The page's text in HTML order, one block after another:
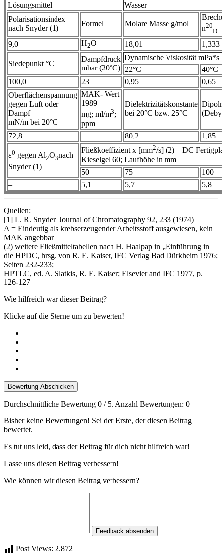
Lösungsmittel
Wasser
Polarisationsindex
nach Snyder (1)
Formel Molare Masse g/mol
n20
D
9,0 H2O 18,01 1,333
Siedepunkt °C
Dampfdruck
mbar (20°C)
Dynamische Viskosität mPa*s
22°C
40°C
100,0
23 0,95
0,65
Oberflächenspannung
gegen Luft oder
Dampf
mN/m bei 20°C
MAK- Wert
1989
mg; ml/m3;
ppm
Dielektrizitätskonstante
bei 20°C bzw. 25°C
72,8 – 80,2 1,85
ε0 gegen Al2O3nach
Snyder (1)
Fließkoeffizient x [mm2/s] (2) – DC
Kieselgel 60; Laufhöhe in mm
50
75
100
–
5,1 5,7 5,8
Quellen:
[1] L. R. Snyder, Journal of Chromatography 92, 233 (1974)
A = Eindeutig als krebserzeugender Arbeitsstoff ausgewiesen, kein
MAK angebbar
(2) weitere Fließmitteltabellen nach H. Haalpap in „Einführung in
die HPDC, hrsg. von R. E. Kaiser, IFC Verlag Bad Dürkheim 1976;
Seiten 232-233;
HPTLC, ed. A. Slatkis, R. E. Kaiser; Elsevier and IFC 1977, p.
126-127
Wie hilfreich war dieser Beitrag?
Klicke auf die Sterne um zu bewerten!
Bewertung Abschicken
Durchschnittliche Bewertung 0 / 5. Anzahl Bewertungen: 0
Bisher keine Bewertungen! Sei der Erste, der diesen Beitrag
bewertet.
Es tut uns leid, dass der Beitrag für dich nicht hilfreich war!
Lasse uns diesen Beitrag verbessern!
Wie können wir diesen Beitrag verbessern?
Feedback absenden
Post Views: 2.872